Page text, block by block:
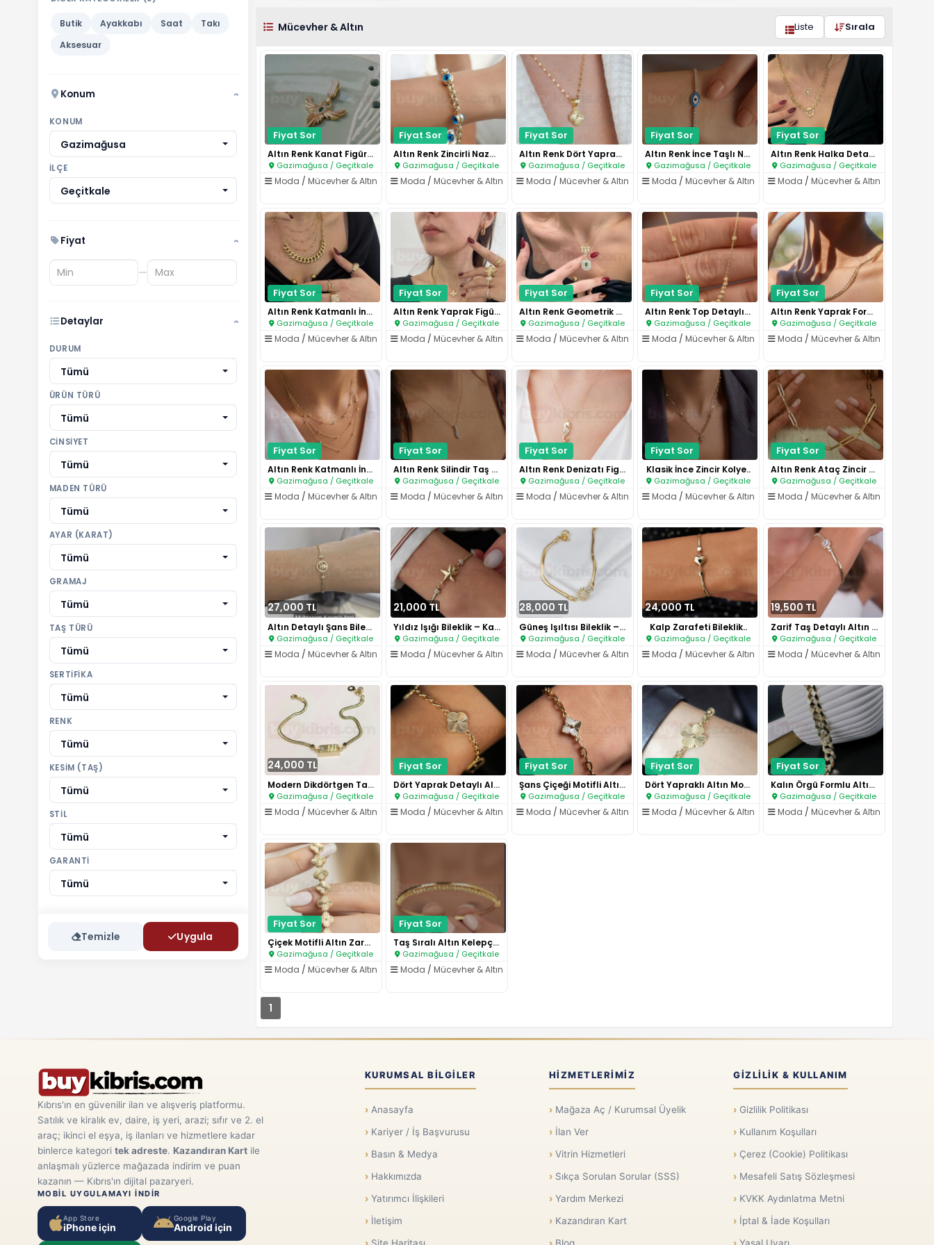
Butik Ayakkabı Saat
Takı
Aksesuar
Konum ›
KONUM
Gazimağusa
İLÇE
Geçitkale
Fiyat ›
—
Detaylar ›
DURUM
Tümü
ÜRÜN TÜRÜ
Tümü
CINSIYET
Tümü
MADEN TÜRÜ
Tümü
AYAR (KARAT)
Tümü
GRAMAJ
Tümü
TAŞ TÜRÜ
Tümü
SERTIFIKA
Tümü
RENK
Tümü
KESIM (TAŞ)
Tümü
STIL
Tümü
GARANTI
Tümü
Temizle Uygula
Mücevher & Altın Liste Sırala
Fiyat Sor
Altın Renk Kanat Figürlü Taşlı..
Gazimağusa / Geçitkale
Moda / Mücevher & Altın
Fiyat Sor
Altın Renk Zincirli Nazar Bonc..
Gazimağusa / Geçitkale
Moda / Mücevher & Altın
Fiyat Sor
Altın Renk Dört Yaprak Figürlü..
Gazimağusa / Geçitkale
Moda /Mücevher & Altın
Fiyat Sor
Altın Renk İnce Taşlı Nazar Fi..
Gazimağusa / Geçitkale
Moda /Mücevher & Altın
Fiyat Sor
Altın Renk Halka Detaylı Kalın..
Gazimağusa / Geçitkale
Moda /Mücevher & Altın
Fiyat Sor
Altın Renk Katmanlı İnce Zinci..
Gazimağusa / Geçitkale
Moda / Mücevher & Altın
Fiyat Sor
Altın Renk Yaprak Figürlü Şık ..
Gazimağusa / Geçitkale
Moda / Mücevher & Altın
Fiyat Sor
Altın Renk Geometrik Taş Detay..
Gazimağusa / Geçitkale
Moda /Mücevher & Altın
Fiyat Sor
Altın Renk Top Detaylı İnce Zi..
Gazimağusa / Geçitkale
Moda /Mücevher & Altın
Fiyat Sor
Altın Renk Yaprak Formlu Zinci..
Gazimağusa / Geçitkale
Moda /Mücevher & Altın
Fiyat Sor
Altın Renk Katmanlı İnce Zinci..
Gazimağusa / Geçitkale
Moda / Mücevher & Altın
Fiyat Sor
Altın Renk Silindir Taş Detayl..
Gazimağusa / Geçitkale
Moda / Mücevher & Altın
Fiyat Sor
Altın Renk Denizatı Figürlü Za..
Gazimağusa / Geçitkale
Moda /Mücevher & Altın
Fiyat Sor
Klasik İnce Zincir Kolye..
Gazimağusa / Geçitkale
Moda /Mücevher & Altın
Fiyat Sor
Altın Renk Ataç Zincir Şık Kol..
Gazimağusa / Geçitkale
Moda /Mücevher & Altın
27,000 TL
Altın Detaylı Şans Bilekliği –..
Gazimağusa / Geçitkale
Moda / Mücevher & Altın
21,000 TL
Yıldız Işığı Bileklik – Kasım’..
Gazimağusa / Geçitkale
Moda / Mücevher & Altın
28,000 TL
Güneş Işıltısı Bileklik – Kası..
Gazimağusa / Geçitkale
Moda /Mücevher & Altın
24,000 TL
Kalp Zarafeti Bileklik..
Gazimağusa / Geçitkale
Moda /Mücevher & Altın
19,500 TL
Zarif Taş Detaylı Altın Bilekl..
Gazimağusa / Geçitkale
Moda /Mücevher & Altın
24,000 TL
Modern Dikdörtgen Taş Detaylı ..
Gazimağusa / Geçitkale
Moda / Mücevher & Altın
Fiyat Sor
Dört Yaprak Detaylı Altın Bile..
Gazimağusa / Geçitkale
Moda / Mücevher & Altın
Fiyat Sor
Şans Çiçeği Motifli Altın Bile..
Gazimağusa / Geçitkale
Moda /Mücevher & Altın
Fiyat Sor
Dört Yapraklı Altın Motifli Zi..
Gazimağusa / Geçitkale
Moda /Mücevher & Altın
Fiyat Sor
Kalın Örgü Formlu Altın Bilekl..
Gazimağusa / Geçitkale
Moda /Mücevher & Altın
Fiyat Sor
Çiçek Motifli Altın Zarafet Bi..
Gazimağusa / Geçitkale
Moda / Mücevher & Altın
Fiyat Sor
Taş Sıralı Altın Kelepçe Bilek..
Gazimağusa / Geçitkale
Moda / Mücevher & Altın
1
Kıbrıs'ın en güvenilir ilan ve alışveriş platformu.
Satılık ve kiralık ev, daire, iş yeri, arazi; sıfır ve 2. el
araç; ikinci el eşya, iş ilanları ve hizmetlere kadar
binlerce kategori tek adreste. Kazandıran Kartile
anlaşmalı yüzlerce mağazada indirim ve puan
kazanın — Kıbrıs'ın dijital pazaryeri.
MOBIL UYGULAMAYI INDIR
App Store
iPhone için
Google Play
Android için
KURUMSAL BILGILER
Anasayfa
Kariyer / İş Başvurusu
Basın & Medya
Hakkımızda
Yatırımcı İlişkileri
İletişim
HIZMETLERIMIZ
Mağaza Aç / Kurumsal Üyelik
İlan Ver
Vitrin Hizmetleri
Sıkça Sorulan Sorular (SSS)
Yardım Merkezi
Kazandıran Kart
GIZLILIK & KULLANIM
Gizlilik Politikası
Kullanım Koşulları
Çerez (Cookie) Politikası
Mesafeli Satış Sözleşmesi
KVKK Aydınlatma Metni
İptal & İade Koşulları